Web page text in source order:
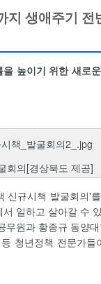
지 생애주기
높이기 위한 새로
회의[경상북도 제공]
신규시책 발굴회의'
일하고 살아갈 수
원과 황종규 동양
청년정책 전문가